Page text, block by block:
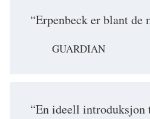
“Erpenbeck er blant
GUARDIAN
“En ideell introduksjon